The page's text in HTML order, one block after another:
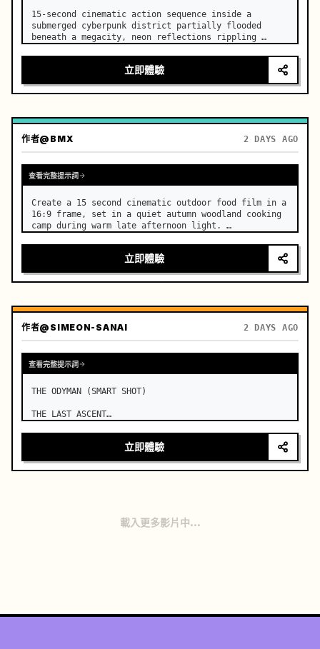
15-second cinematic action sequence inside a
submerged cyberpunk district partially flooded
beneath a megacity, neon reflections rippling
立即體驗
作者@BMX 2 DAYS AGO
查看完整提示詞
Create a 15 second cinematic outdoor food film in a
16:9 frame, set in a quiet autumn woodland cooking
camp during warm late afternoon light. …
立即體驗
作者@SIMEON-SANAI 2 DAYS AGO
查看完整提示詞
THE ODYMAN (SMART SHOT)
THE LAST ASCENT
Use the exact same visual lock throughout. …
立即體驗
載入更多影片中...